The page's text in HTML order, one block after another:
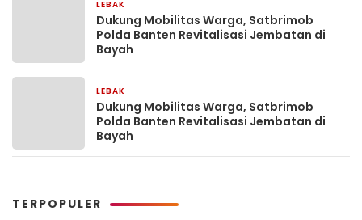
LEBAK
Dukung Mobilitas Warga, Satbrimob
Polda Banten Revitalisasi Jembatan di
Bayah
LEBAK
Dukung Mobilitas Warga, Satbrimob
Polda Banten Revitalisasi Jembatan di
Bayah
TERPOPULER